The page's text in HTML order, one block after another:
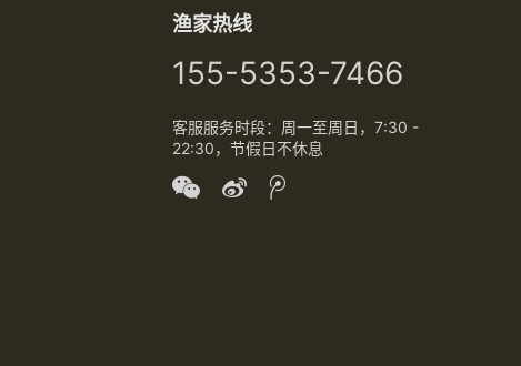
渔家热线
155-5353-7466
客服服务时段：周一至周日，7:30 -
22:30，节假日不休息